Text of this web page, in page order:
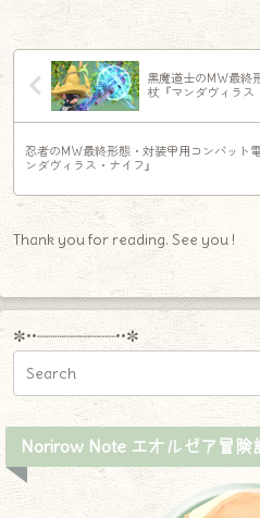
黒魔道士のMW最終
杖『マンダヴィラス
忍者のMW最終形態・対装甲用コンバット
ンダヴィラス・ナイフ』
Thank you for reading. See you !
✼••┈┈┈┈┈┈┈┈┈••✼
Norirow Note エオルゼア冒険